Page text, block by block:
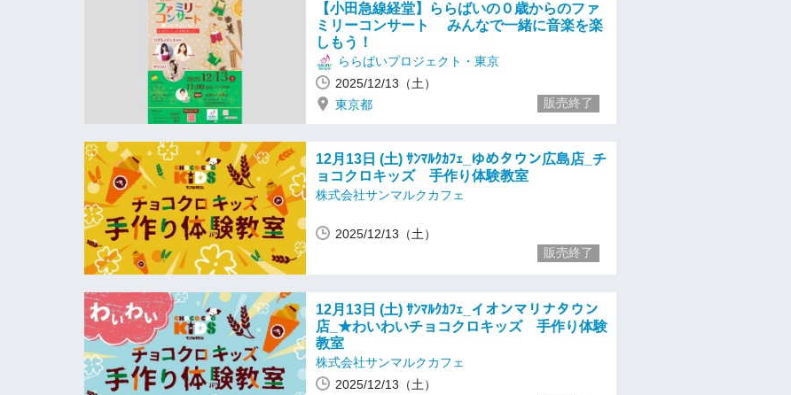
【小田急線経堂】ららばいの０歳からのファ
ミリーコンサート みんなで一緒に音楽を楽
しもう！
ららばいプロジェクト・東京
2025/12/13（土）
東京都
販売終了
12月13日 (土) ｻﾝﾏﾙｸｶﾌｪ_ゆめタウン広島店_チ
ョコクロキッズ 手作り体験教室
株式会社サンマルクカフェ
2025/12/13（土）
販売終了
12月13日 (土) ｻﾝﾏﾙｸｶﾌｪ_イオンマリナタウン
店_★わいわいチョコクロキッズ 手作り体験
教室
株式会社サンマルクカフェ
2025/12/13（土）